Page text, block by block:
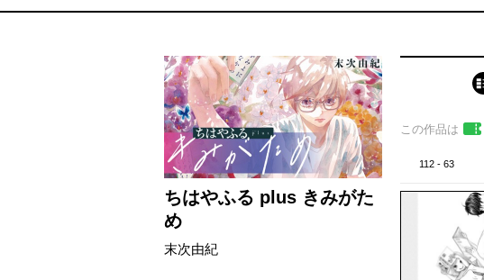
ちはやふる plus きみがた
め
末次由紀
この作品は
112 - 63